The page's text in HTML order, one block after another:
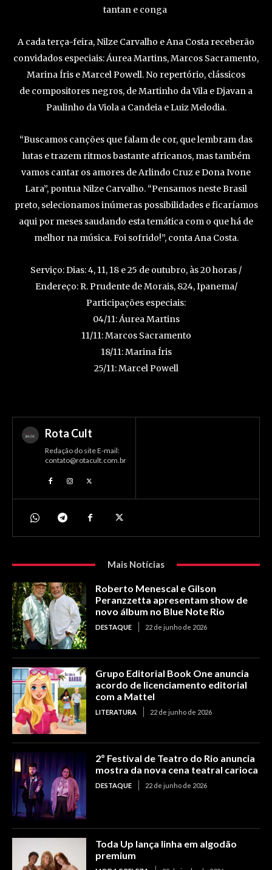
tantan e conga
A cada terça-feira, Nilze Carvalho e Ana Costa receberão
convidados especiais: Áurea Martins, Marcos Sacramento,
Marina Íris e Marcel Powell. No repertório, clássicos
de compositores negros, de Martinho da Vila e Djavan a
Paulinho da Viola a Candeia e Luiz Melodia.
“Buscamos canções que falam de cor, que lembram das
lutas e trazem ritmos bastante africanos, mas também
vamos cantar os amores de Arlindo Cruz e Dona Ivone
Lara”, pontua Nilze Carvalho. “Pensamos neste Brasil
preto, selecionamos inúmeras possibilidades e ficaríamos
aqui por meses saudando esta temática com o que há de
melhor na música. Foi sofrido!”, conta Ana Costa.
Serviço: Dias: 4, 11, 18 e 25 de outubro, às 20 horas /
Endereço: R. Prudente de Morais, 824, Ipanema/
Participações especiais:
04/11: Áurea Martins
11/11: Marcos Sacramento
18/11: Marina Íris
25/11: Marcel Powell
Rota Cult
Redação do site E-mail:
contato@rotacult.com.br
Mais Notícias
Roberto Menescal e Gilson
Peranzzetta apresentam show de
novo álbum no Blue Note Rio
DESTAQUE 22 de junho de 2026
Grupo Editorial Book One anuncia
acordo de licenciamento editorial
com a Mattel
LITERATURA 22 de junho de 2026
2º Festival de Teatro do Rio anuncia
mostra da nova cena teatral carioca
DESTAQUE 22 de junho de 2026
Toda Up lança linha em algodão
premium